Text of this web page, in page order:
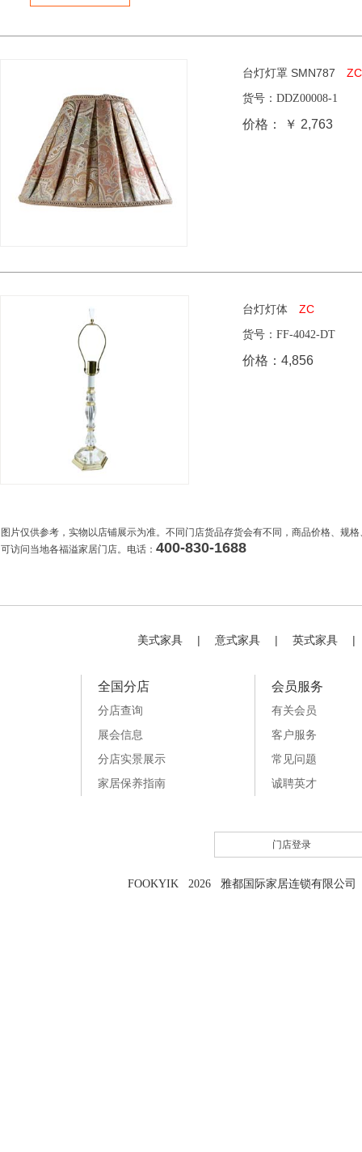
台灯灯罩 SMN787 ZC
货号： DDZ00008-1
价格： ￥ 2,763
台灯灯体 ZC
货号： FF-4042-DT
价格： 4,856
图片仅供参考，实物以店铺展示为准。不同门店货品存货会有不同，商品价格、规
可访问当地各福溢家居门店。电话： 400-830-1688
美式家具 | 意式家具 | 英式家具 |
全国分店
分店查询
展会信息
分店实景展示
家居保养指南
会员服务
有关会员
客户服务
常见问题
诚聘英才
门店登录
FOOKYIK 2026 雅都国际家居连锁有限公司